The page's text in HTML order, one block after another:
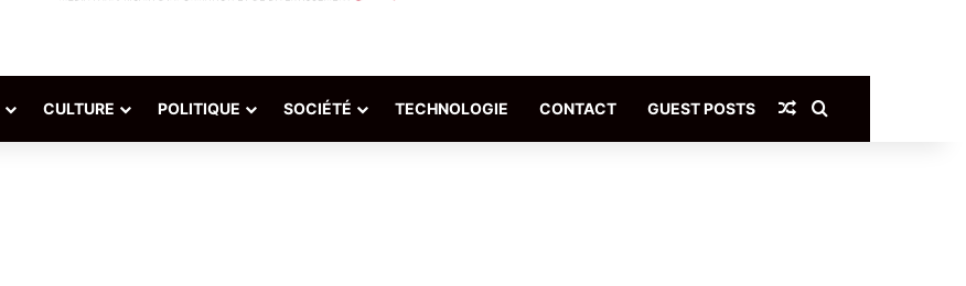
CULTURE POLITIQUE SOCIÉTÉ TECHNOLOGIE CONTACT GUEST POSTS Article Aléatoire